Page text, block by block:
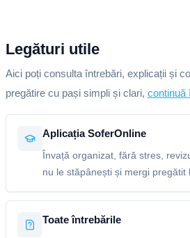
Legături utile
Aici poți consulta întrebări, explicații și
pregătire cu pași simpli și clari, continuă
Aplicația SoferOnline
Învață organizat, fără stres,
nu le stăpânești și mergi pregătit
Toate întrebările